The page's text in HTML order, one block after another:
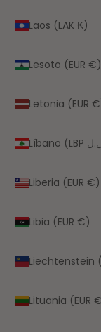
Laos (LAK ₭)
Lesoto (EUR €)
Letonia (EUR
Liberia (EUR €)
Libia (EUR €)
Liechtenstein
Lituania (EUR